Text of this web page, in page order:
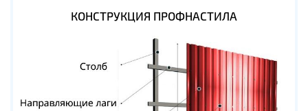
КОНСТРУКЦИЯ ПРОФНАСТИЛА